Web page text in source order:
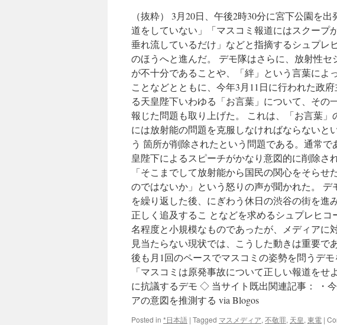
（抜粋） 3月20日、午後2時30分に宮下公園を
道をしていない」「マスコミ報道にはスクープ
垂れ流しているだけ」などと指摘するシュプレ
のほうへと進んだ。 デモ隊はさらに、放射性
が不十分であることや、「絆」という言葉によ
ことなどとともに、今年3月11日に行われた政
る天皇陛下いわゆる「お言葉」について、その
報じた問題も取り上げた。 これは、「お言葉
には放射能の問題を克服しなければならないと
う 箇所が削除されたという問題である。通常
皇陛下によるスピーチがかなり意図的に削除さ
「そこまでして放射能から国民の関心をそら
のではないか」という怒りの声が聞かれた。
を繰り返した後、にぎわう休日の渋谷の街を進
正しく追及するこ となどを求めるシュプレヒ
名程度と小規模なものであったが、メディアに
見当たらない現状では、こうした動きは重要で
後も月1回のペースでマスコミの姿勢を問うデ
「マスコミは原発事故について正しい報道を
に抗議するデモ ◇ 当サイト既出関連記事： ・
アの意図を推測する via Blogos
Posted in *日本語 | Tagged マスメディア, 不敬罪, 天皇, 東電 |